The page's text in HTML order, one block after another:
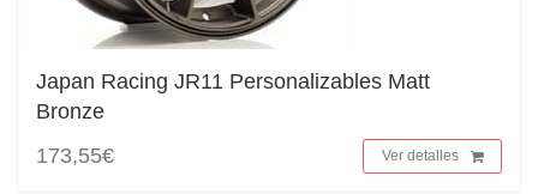
Japan Racing JR11 Personalizables Matt
Bronze
173,55€
Ver detalles